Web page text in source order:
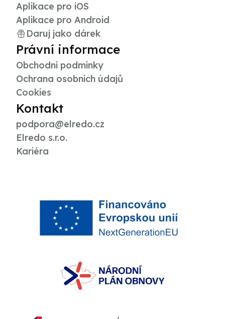
Aplikace pro iOS
Aplikace pro Android
Daruj jako dárek
Právní informace
Obchodní podmínky
Ochrana osobních údajů
Cookies
Kontakt
podpora@elredo.cz
Elredo s.r.o.
Kariéra